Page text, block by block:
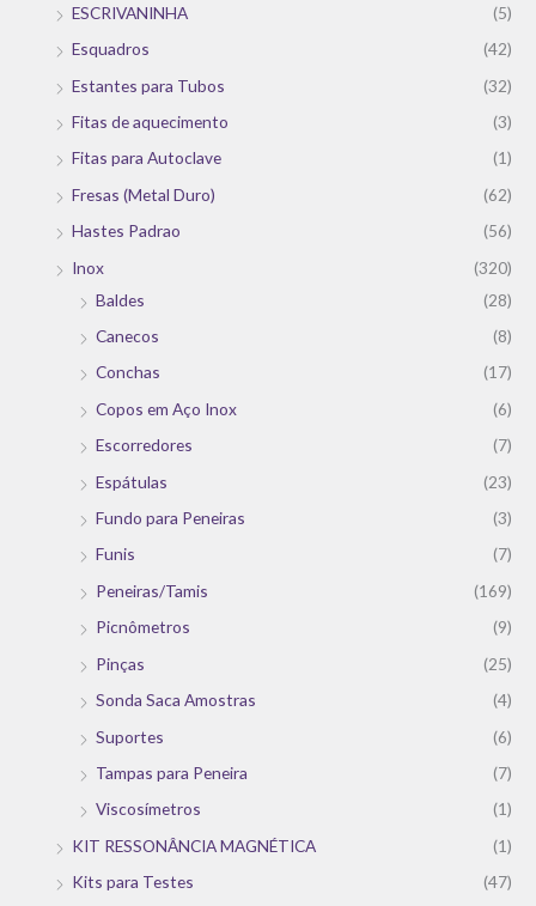
ESCRIVANINHA
(5)
Esquadros
(42)
Estantes para Tubos
(32)
Fitas de aquecimento
(3)
Fitas para Autoclave
(1)
Fresas (Metal Duro)
(62)
Hastes Padrao
(56)
Inox
(320)
Baldes
(28)
Canecos
(8)
Conchas
(17)
Copos em Aço Inox
(6)
Escorredores
(7)
Espátulas
(23)
Fundo para Peneiras
(3)
Funis
(7)
Peneiras/Tamis
(169)
Picnômetros
(9)
Pinças
(25)
Sonda Saca Amostras
(4)
Suportes
(6)
Tampas para Peneira
(7)
Viscosímetros
(1)
KIT RESSONÂNCIA MAGNÉTICA
(1)
Kits para Testes
(47)